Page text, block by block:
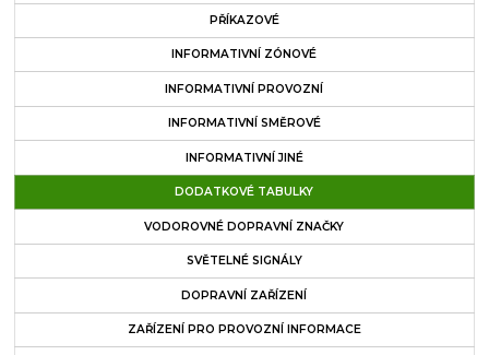
PŘÍKAZOVÉ
INFORMATIVNÍ ZÓNOVÉ
INFORMATIVNÍ PROVOZNÍ
INFORMATIVNÍ SMĚROVÉ
INFORMATIVNÍ JINÉ
DODATKOVÉ TABULKY
VODOROVNÉ DOPRAVNÍ ZNAČKY
SVĚTELNÉ SIGNÁLY
DOPRAVNÍ ZAŘÍZENÍ
ZAŘÍZENÍ PRO PROVOZNÍ INFORMACE